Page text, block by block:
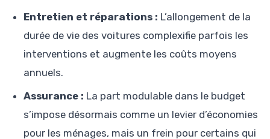
Entretien et réparations : L’allongement de la
durée de vie des voitures complexifie parfois les
interventions et augmente les coûts moyens
annuels.
Assurance : La part modulable dans le budget
s’impose désormais comme un levier d’économies
pour les ménages, mais un frein pour certains qui